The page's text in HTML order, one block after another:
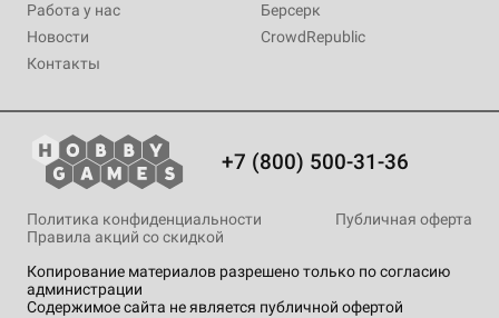
Работа у нас
Новости
Контакты
Берсерк
CrowdRepublic
+7 (800) 500-31-36
Копирование материалов разрешено только по согласию
администрации
Содержимое сайта не является публичной офертой
Политика конфиденциальности
Публичная оферта
Правила акций со скидкой